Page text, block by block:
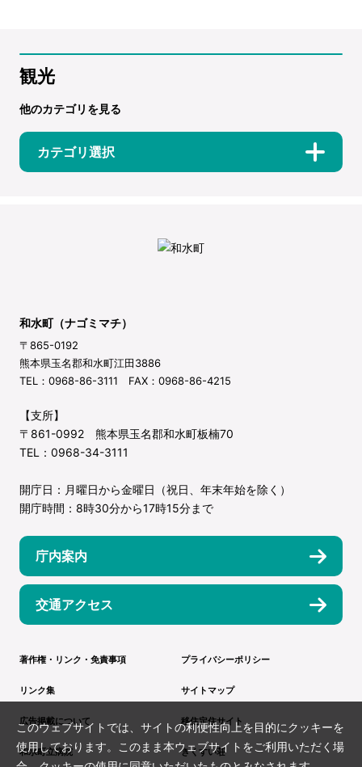
観光
他のカテゴリを見る
カテゴリ選択
和水町（ナゴミマチ）
〒865-0192
熊本県玉名郡和水町江田3886
TEL：0968-86-3111 FAX：0968-86-4215
【支所】
〒861-0992 熊本県玉名郡和水町板楠70
TEL：0968-34-3111
開庁日：月曜日から金曜日（祝日、年末年始を除く）
開庁時間：8時30分から17時15分まで
庁内案内
交通アクセス
著作権・リンク・免責事項 プライバシーポリシー
リンク集 サイトマップ
広告掲載について 移住定住サイト
和水町立病院 きくすい荘
このウェブサイトでは、サイトの利便性向上を目的にクッキーを
使用しております。このまま本ウェブサイトをご利用いただく場